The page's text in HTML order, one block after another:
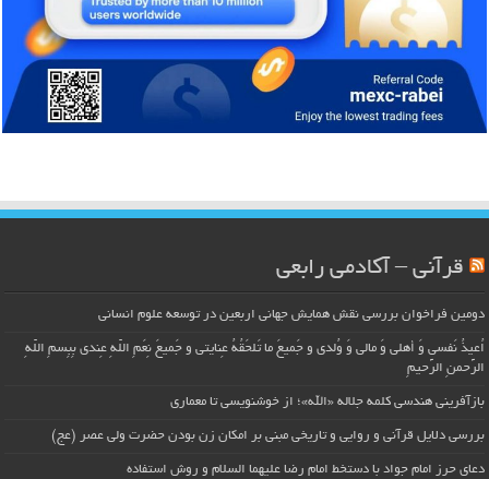
قرآنی – آکادمی رابعی
دومین فراخوان بررسی نقش همایش جهانی اربعین در توسعه علوم انسانی
اُعیذُ نَفسی وَ أهلی وَ مالی وَ وُلدی و جَمیعَ ما تَلحَقُهُ عِنایتی و جَمیعَ نِعَمِ اللّهِ عِندی بِبِسمِ اللّهِ
الرَّحمنِ الرَّحیمِ
بازآفرینی هندسی کلمه جلاله «الله»؛ از خوشنویسی تا معماری
بررسی دلایل قرآنی و روایی و تاریخی مبنی بر امکان زن بودن حضرت ولی عصر (عج)
دعای حرز امام جواد با دستخط امام رضا علیهما السلام و روش استفاده